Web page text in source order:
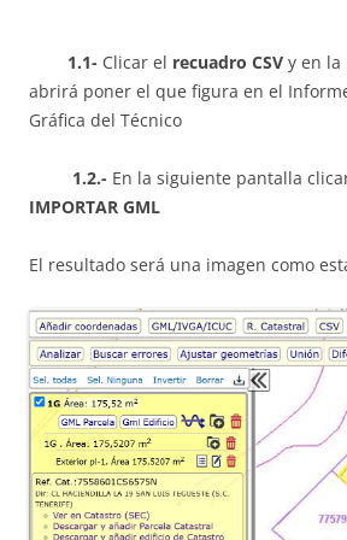
1.1- Clicar el recuadro CSV y en la
abrirá poner el que figura en el
Gráfica del Técnico
1.2.- En la siguiente pantalla
IMPORTAR GML
El resultado será una imagen como